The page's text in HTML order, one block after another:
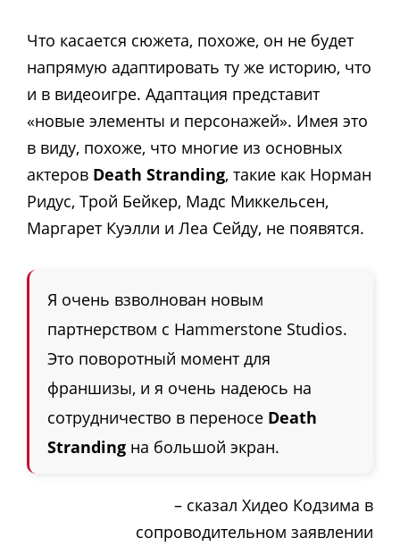
Что касается сюжета, похоже, он не будет
напрямую адаптировать ту же историю, что
и в видеоигре. Адаптация представит
«новые элементы и персонажей». Имея это
в виду, похоже, что многие из основных
актеров Death Stranding, такие как Норман
Ридус, Трой Бейкер, Мадс Миккельсен,
Маргарет Куэлли и Леа Сейду, не появятся.
Я очень взволнован новым
партнерством с Hammerstone Studios.
Это поворотный момент для
франшизы, и я очень надеюсь на
сотрудничество в переносе Death
Stranding на большой экран.
– сказал Хидео Кодзима в
сопроводительном заявлении